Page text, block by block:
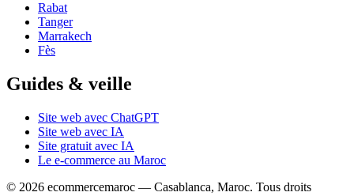
Rabat
Tanger
Marrakech
Fès
Guides & veille
Site web avec ChatGPT
Site web avec IA
Site gratuit avec IA
Le e-commerce au Maroc
© 2026 ecommercemaroc — Casablanca, Maroc. Tous droits